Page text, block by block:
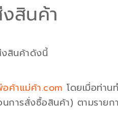
งสินค้า
งสินค้าดังนี้
ค้าแม่ค้า.com โดยเมื่อท่าน
การสั่งซื้อสินค้า) ตามรายก